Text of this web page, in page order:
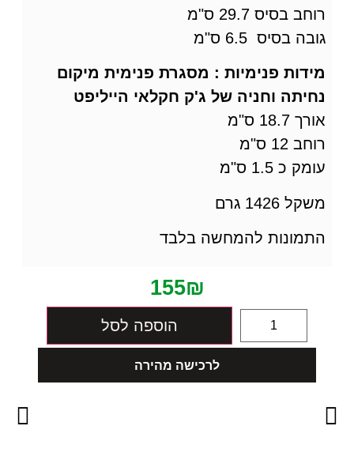
רוחב בסיס 29.7 ס"מ
גובה בסיס 6.5 ס"מ
מידות פנימיות : מסגרת פנימית מיקום
נחיתה וחניה של ג'ק חקלאי הייליפט
אורך 18.7 ס"מ
רוחב 12 ס"מ
עומק כ 1.5 ס"מ
משקל 1426 גרם
התמונות להמחשה בלבד
155₪
הוספה לסל
לרכישה מהירה